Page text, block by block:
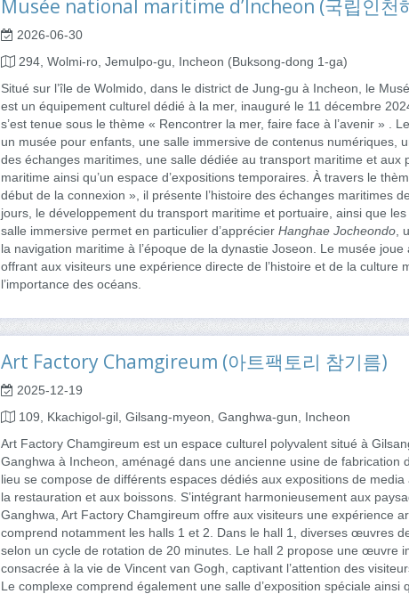
Musée national maritime d’Incheon (국립인천
2026-06-30
294, Wolmi-ro, Jemulpo-gu, Incheon (Buksong-dong 1-ga)
Situé sur l’île de Wolmido, dans le district de Jung-gu à Incheon, le
est un équipement culturel dédié à la mer, inauguré le 11 décembre
s’est tenue sous le thème « Rencontrer la mer, faire face à l’avenir » .
un musée pour enfants, une salle immersive de contenus numériques,
des échanges maritimes, une salle dédiée au transport maritime et aux
maritime ainsi qu’un espace d’expositions temporaires. À travers le
début de la connexion », il présente l’histoire des échanges maritimes
jours, le développement du transport maritime et portuaire, ainsi que
salle immersive permet en particulier d’apprécier Hanghae Jocheondo ,
la navigation maritime à l’époque de la dynastie Joseon. Le musée joue
offrant aux visiteurs une expérience directe de l’histoire et de la culture
l’importance des océans.
Art Factory Chamgireum (아트팩토리 참기름)
2025-12-19
109, Kkachigol-gil, Gilsang-myeon, Ganghwa-gun, Incheon
Art Factory Chamgireum est un espace culturel polyvalent situé à
Ganghwa à Incheon, aménagé dans une ancienne usine de fabrication
lieu se compose de différents espaces dédiés aux expositions de media
la restauration et aux boissons. S’intégrant harmonieusement aux
Ganghwa, Art Factory Chamgireum offre aux visiteurs une expérience
comprend notamment les halls 1 et 2. Dans le hall 1, diverses œuvres
selon un cycle de rotation de 20 minutes. Le hall 2 propose une œuvre
consacrée à la vie de Vincent van Gogh, captivant l’attention des
Le complexe comprend également une salle d’exposition spéciale ainsi